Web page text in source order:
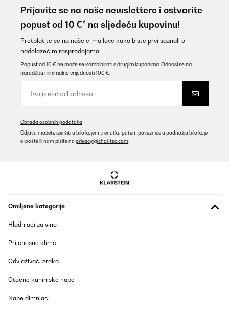
Prijavite se na naše newslettere i ostvarite
popust od 10 €* na sljedeću kupovinu!
Pretplatite se na naše e-mailove kako biste prvi saznali o
nadolazećim rasprodajama.
Popust od 10 € ne može se kombinirati s drugim kuponima. Odnosi se na
narudžbu minimalne vrijednosti 100 €.
Obrada osobnih podataka
Odjavu možete izvršiti u bilo kojem trenutku putem poveznice u podnožju bilo koje
e-pošte ili nam pišite na privacy@chal-tec.com
Omiljene kategorije
Hladnjaci za vino
Prijenosne klime
Odvlaživači zraka
Otočne kuhinjske nape
Nape dimnjaci